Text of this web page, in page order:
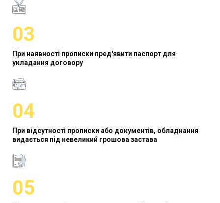
03
При наявності прописки пред'явити паспорт для
укладання договору
04
При відсутності прописки або документів, обладнання
видається під невеликий грошова застава
05